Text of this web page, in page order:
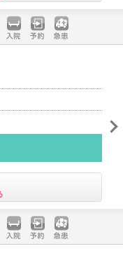
入院 予約 急患
入院 予約 急患